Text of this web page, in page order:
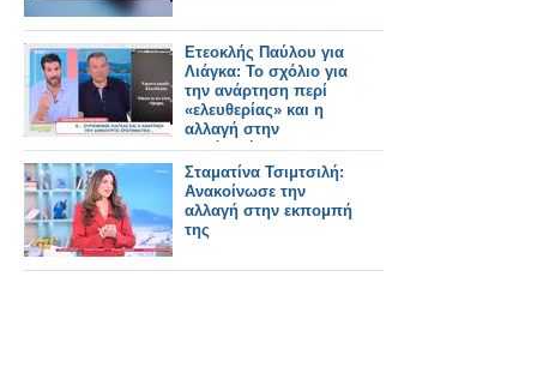
Ετεοκλής Παύλου για
Λιάγκα: Το σχόλιο για
την ανάρτηση περί
«ελευθερίας» και η
αλλαγή στην
εμφάνισή του
Σταματίνα Τσιμτσιλή:
Aνακοίνωσε την
αλλαγή στην εκπομπή
της